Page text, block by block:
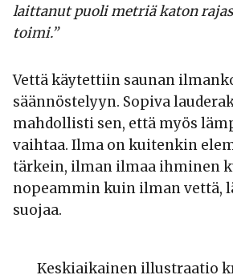
laittanut puoli metriä katon
toimi.”
Vettä käytettiin saunan
säännöstelyyn. Sopiva
mahdollisti sen, että myös
vaihtaa. Ilma on kuitenkin
tärkein, ilman ilmaa ihminen
nopeammin kuin ilman vettä,
suojaa.
Keskiaikainen illustraatio